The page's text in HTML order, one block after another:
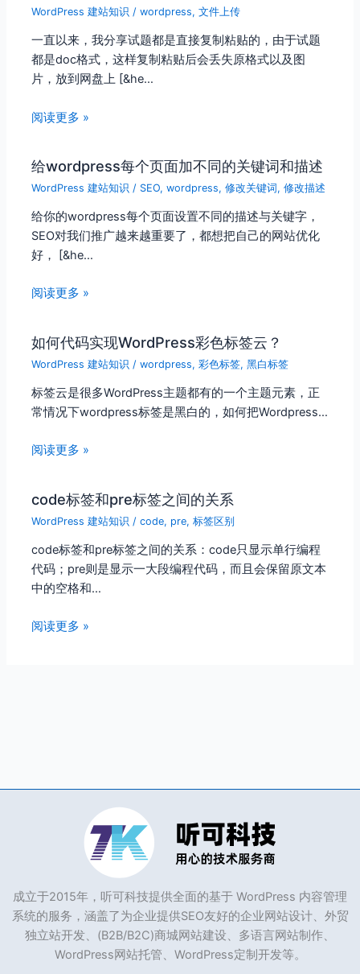
WordPress 建站知识 /wordpress,文件上传
一直以来，我分享试题都是直接复制粘贴的，由于试题
都是doc格式，这样复制粘贴后会丢失原格式以及图
片，放到网盘上 [&he…
阅读更多 »
给wordpress每个页面加不同的关键词和描述
WordPress 建站知识 / SEO,wordpress,修改关键词 ,修改描述
给你的wordpress每个页面设置不同的描述与关键字，
SEO对我们推广越来越重要了，都想把自己的网站优化
好， [&he…
阅读更多 »
如何代码实现WordPress彩色标签云？
WordPress 建站知识 /wordpress,彩色标签,黑白标签
标签云是很多WordPress主题都有的一个主题元素，正
常情况下wordpress标签是黑白的，如何把Wordpress…
阅读更多 »
code标签和pre标签之间的关系
WordPress 建站知识 /code, pre,标签区别
code标签和pre标签之间的关系：code只显示单行编程
代码；pre则是显示一大段编程代码，而且会保留原文本
中的空格和…
阅读更多 »
成立于2015年，听可科技提供全面的基于 WordPress 内容管理
系统的服务，涵盖了为企业提供SEO友好的企业网站设计、外贸
独立站开发、(B2B/B2C)商城网站建设、多语言网站制作、
WordPress网站托管、WordPress定制开发等。